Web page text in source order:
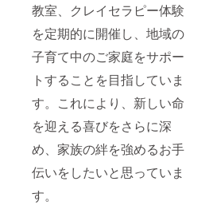
教室、クレイセラピー体験
を定期的に開催し、地域の
子育て中のご家庭をサポー
トすることを目指していま
す。これにより、新しい命
を迎える喜びをさらに深
め、家族の絆を強めるお手
伝いをしたいと思っていま
す。